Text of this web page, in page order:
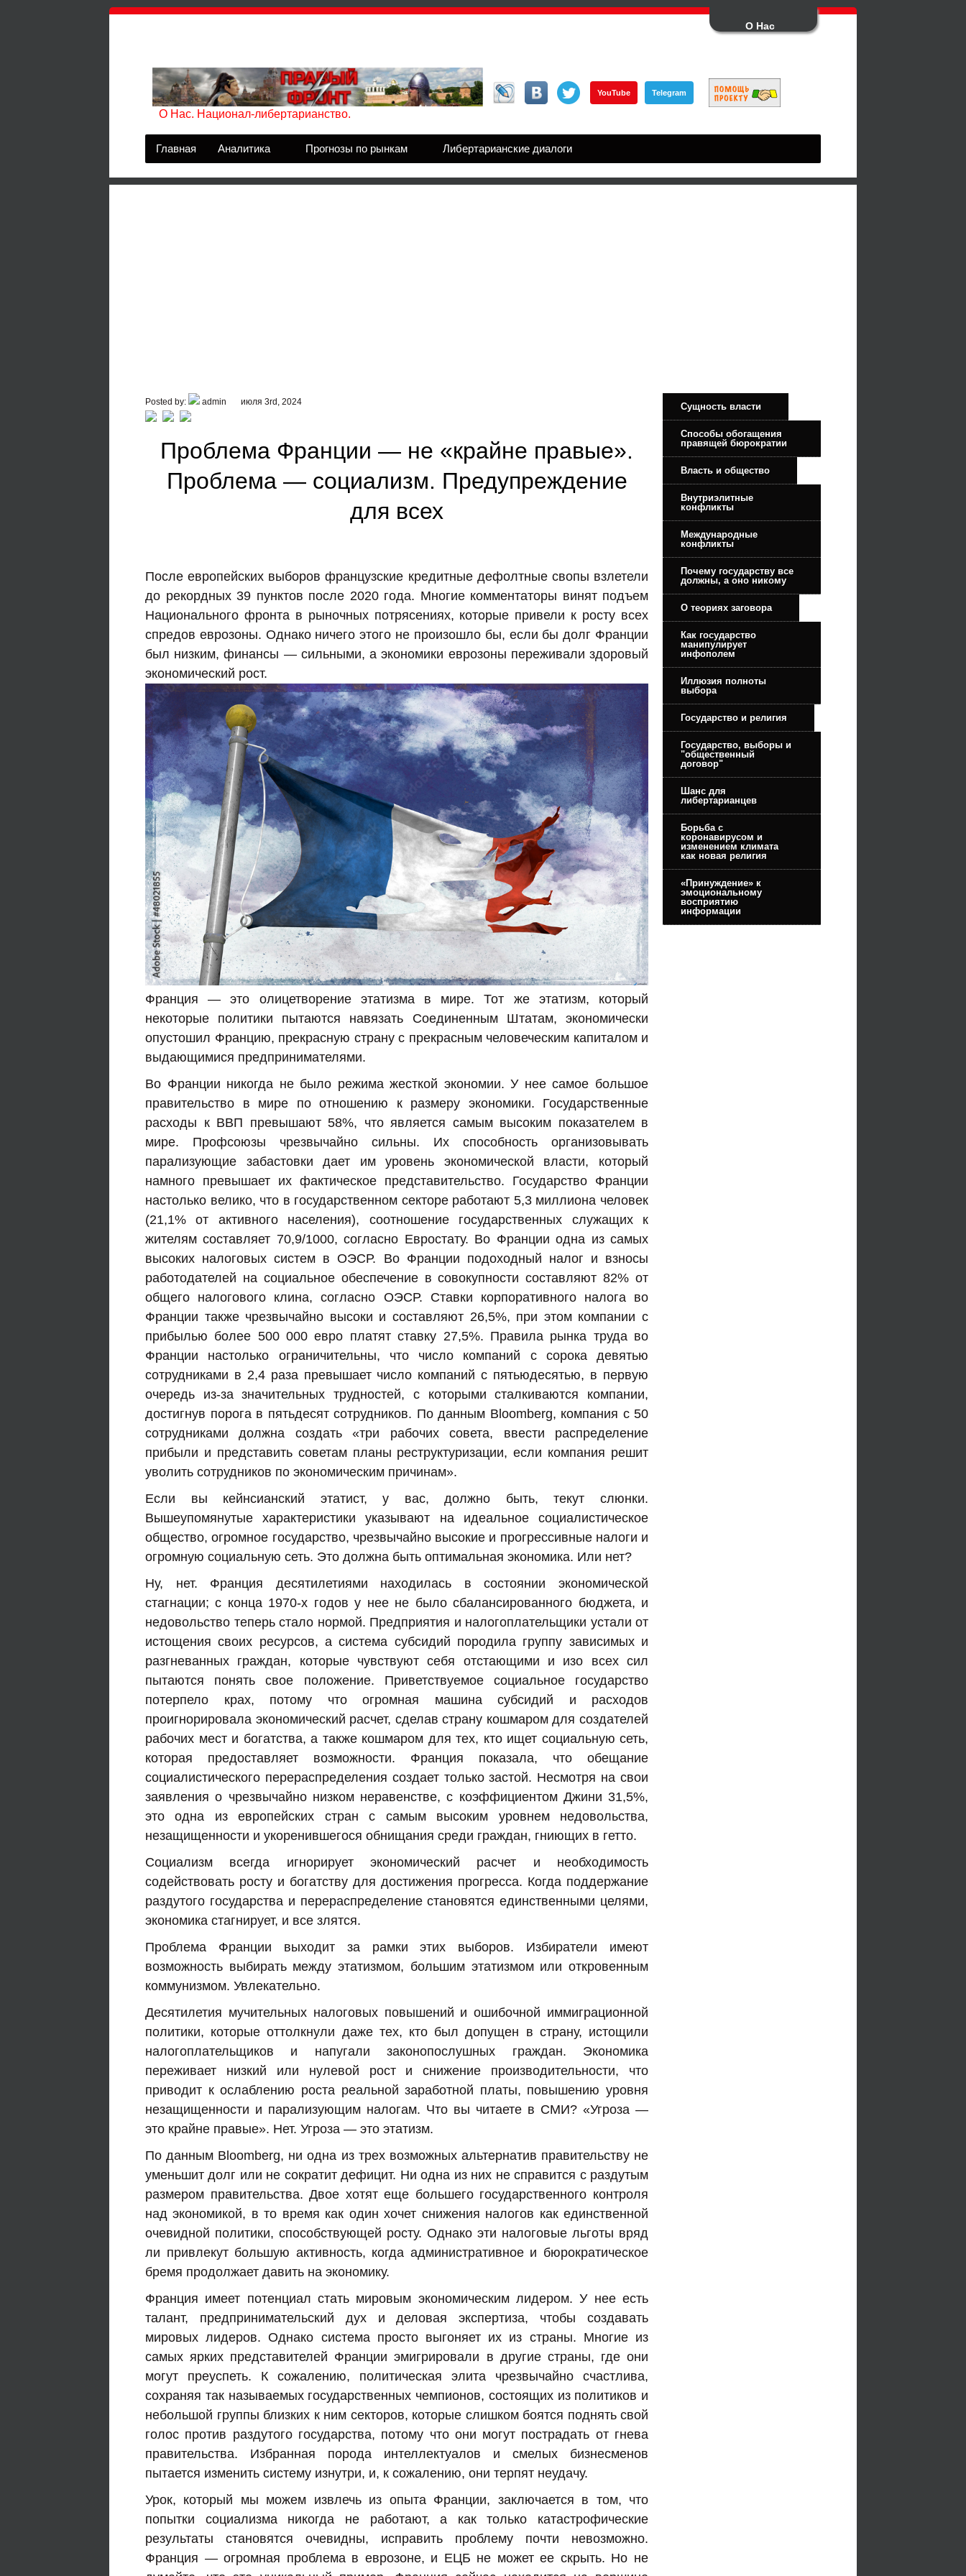
О Нас
О Нас. Национал-либертарианство.
YouTube Telegram
Главная Аналитика Прогнозы по рынкам Либертарианские диалоги
Posted by: admin июля 3rd, 2024
Проблема Франции — не «крайне правые».
Проблема — социализм. Предупреждение
для всех
После европейских выборов французские кредитные дефолтные свопы взлетели
до рекордных 39 пунктов после 2020 года. Многие комментаторы винят подъем
Национального фронта в рыночных потрясениях, которые привели к росту всех
спредов еврозоны. Однако ничего этого не произошло бы, если бы долг Франции
был низким, финансы — сильными, а экономики еврозоны переживали здоровый
экономический рост.
Франция — это олицетворение этатизма в мире. Тот же этатизм, который
некоторые политики пытаются навязать Соединенным Штатам, экономически
опустошил Францию, прекрасную страну с прекрасным человеческим капиталом и
выдающимися предпринимателями.
Во Франции никогда не было режима жесткой экономии. У нее самое большое
правительство в мире по отношению к размеру экономики. Государственные
расходы к ВВП превышают 58%, что является самым высоким показателем в
мире. Профсоюзы чрезвычайно сильны. Их способность организовывать
парализующие забастовки дает им уровень экономической власти, который
намного превышает их фактическое представительство. Государство Франции
настолько велико, что в государственном секторе работают 5,3 миллиона человек
(21,1% от активного населения), соотношение государственных служащих к
жителям составляет 70,9/1000, согласно Евростату. Во Франции одна из самых
высоких налоговых систем в ОЭСР. Во Франции подоходный налог и взносы
работодателей на социальное обеспечение в совокупности составляют 82% от
общего налогового клина, согласно ОЭСР. Ставки корпоративного налога во
Франции также чрезвычайно высоки и составляют 26,5%, при этом компании с
прибылью более 500 000 евро платят ставку 27,5%. Правила рынка труда во
Франции настолько ограничительны, что число компаний с сорока девятью
сотрудниками в 2,4 раза превышает число компаний с пятьюдесятью, в первую
очередь из-за значительных трудностей, с которыми сталкиваются компании,
достигнув порога в пятьдесят сотрудников. По данным Bloomberg, компания с 50
сотрудниками должна создать «три рабочих совета, ввести распределение
прибыли и представить советам планы реструктуризации, если компания решит
уволить сотрудников по экономическим причинам».
Если вы кейнсианский этатист, у вас, должно быть, текут слюнки.
Вышеупомянутые характеристики указывают на идеальное социалистическое
общество, огромное государство, чрезвычайно высокие и прогрессивные налоги и
огромную социальную сеть. Это должна быть оптимальная экономика. Или нет?
Ну, нет. Франция десятилетиями находилась в состоянии экономической
стагнации; с конца 1970-х годов у нее не было сбалансированного бюджета, и
недовольство теперь стало нормой. Предприятия и налогоплательщики устали от
истощения своих ресурсов, а система субсидий породила группу зависимых и
разгневанных граждан, которые чувствуют себя отстающими и изо всех сил
пытаются понять свое положение. Приветствуемое социальное государство
потерпело крах, потому что огромная машина субсидий и расходов
проигнорировала экономический расчет, сделав страну кошмаром для создателей
рабочих мест и богатства, а также кошмаром для тех, кто ищет социальную сеть,
которая предоставляет возможности. Франция показала, что обещание
социалистического перераспределения создает только застой. Несмотря на свои
заявления о чрезвычайно низком неравенстве, с коэффициентом Джини 31,5%,
это одна из европейских стран с самым высоким уровнем недовольства,
незащищенности и укоренившегося обнищания среди граждан, гниющих в гетто.
Социализм всегда игнорирует экономический расчет и необходимость
содействовать росту и богатству для достижения прогресса. Когда поддержание
раздутого государства и перераспределение становятся единственными целями,
экономика стагнирует, и все злятся.
Проблема Франции выходит за рамки этих выборов. Избиратели имеют
возможность выбирать между этатизмом, большим этатизмом или откровенным
коммунизмом. Увлекательно.
Десятилетия мучительных налоговых повышений и ошибочной иммиграционной
политики, которые оттолкнули даже тех, кто был допущен в страну, истощили
налогоплательщиков и напугали законопослушных граждан. Экономика
переживает низкий или нулевой рост и снижение производительности, что
приводит к ослаблению роста реальной заработной платы, повышению уровня
незащищенности и парализующим налогам. Что вы читаете в СМИ? «Угроза —
это крайне правые». Нет. Угроза — это этатизм.
По данным Bloomberg, ни одна из трех возможных альтернатив правительству не
уменьшит долг или не сократит дефицит. Ни одна из них не справится с раздутым
размером правительства. Двое хотят еще большего государственного контроля
над экономикой, в то время как один хочет снижения налогов как единственной
очевидной политики, способствующей росту. Однако эти налоговые льготы вряд
ли привлекут большую активность, когда административное и бюрократическое
бремя продолжает давить на экономику.
Франция имеет потенциал стать мировым экономическим лидером. У нее есть
талант, предпринимательский дух и деловая экспертиза, чтобы создавать
мировых лидеров. Однако система просто выгоняет их из страны. Многие из
самых ярких представителей Франции эмигрировали в другие страны, где они
могут преуспеть. К сожалению, политическая элита чрезвычайно счастлива,
сохраняя так называемых государственных чемпионов, состоящих из политиков и
небольшой группы близких к ним секторов, которые слишком боятся поднять свой
голос против раздутого государства, потому что они могут пострадать от гнева
правительства. Избранная порода интеллектуалов и смелых бизнесменов
пытается изменить систему изнутри, и, к сожалению, они терпят неудачу.
Урок, который мы можем извлечь из опыта Франции, заключается в том, что
попытки социализма никогда не работают, а как только катастрофические
результаты становятся очевидны, исправить проблему почти невозможно.
Франция — огромная проблема в еврозоне, и ЕЦБ не может ее скрыть. Но не
Сущность власти
Способы обогащения
правящей бюрократии
Власть и общество
Внутриэлитные
конфликты
Международные
конфликты
Почему государству все
должны, а оно никому
О теориях заговора
Как государство
манипулирует
инфополем
Иллюзия полноты
выбора
Государство и религия
Государство, выборы и
"общественный
договор"
Шанс для
либертарианцев
Борьба с
коронавирусом и
изменением климата
как новая религия
«Принуждение» к
эмоциональному
восприятию
информации